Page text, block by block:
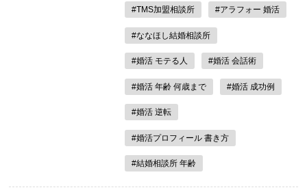
#TMS加盟相談所 #アラフォー 婚活
#ななほし結婚相談所
#婚活 モテる人 #婚活 会話術
#婚活 年齢 何歳まで #婚活 成功例
#婚活 逆転
#婚活プロフィール 書き方
#結婚相談所 年齢